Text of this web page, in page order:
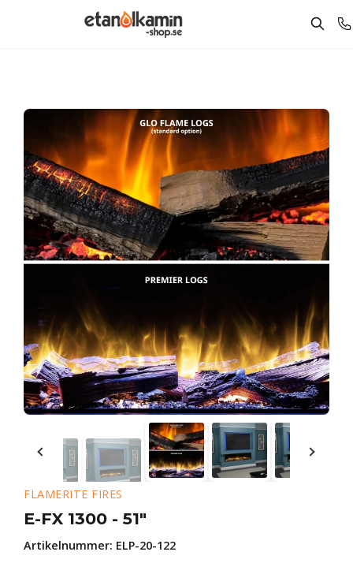
FLAMERITE FIRES
E-FX 1300 - 51"
Artikelnummer: ELP-20-122